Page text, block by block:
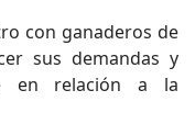
con ganaderos de
sus demandas y
en relación a la